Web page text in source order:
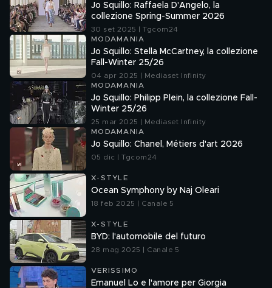
Jo Squillo: Raffaela D'Angelo, la
collezione Spring-Summer 2026
30 set 2025 | Tgcom24
MODAMANIA
Jo Squillo: Stella McCartney, la collezione
Fall-Winter 25/26
04 apr 2025 | Mediaset Infinity
MODAMANIA
Jo Squillo: Philipp Plein, la collezione Fall-
Winter 25/26
25 mar 2025 | Mediaset Infinity
MODAMANIA
Jo Squillo: Chanel, Métiers d'art 2026
05 dic | Tgcom24
X-STYLE
Ocean Symphony by Naj Oleari
18 feb 2025 | Canale 5
X-STYLE
BYD: l'automobile del futuro
28 mag 2025 | Canale 5
VERISSIMO
Emanuel Lo e l'amore per Giorgia